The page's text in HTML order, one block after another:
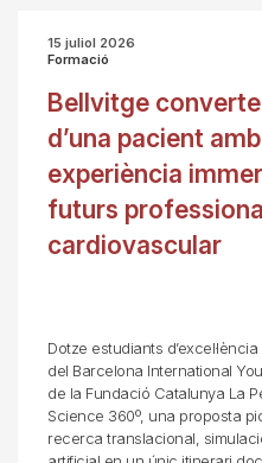
15 juliol 2026
Formació
Bellvitge
d’una pacient
experiència
futurs
cardiovascular
Dotze estudiants
del Barcelona International
de la Fundació Catalunya La
Science 360º, una proposta
recerca translacional,